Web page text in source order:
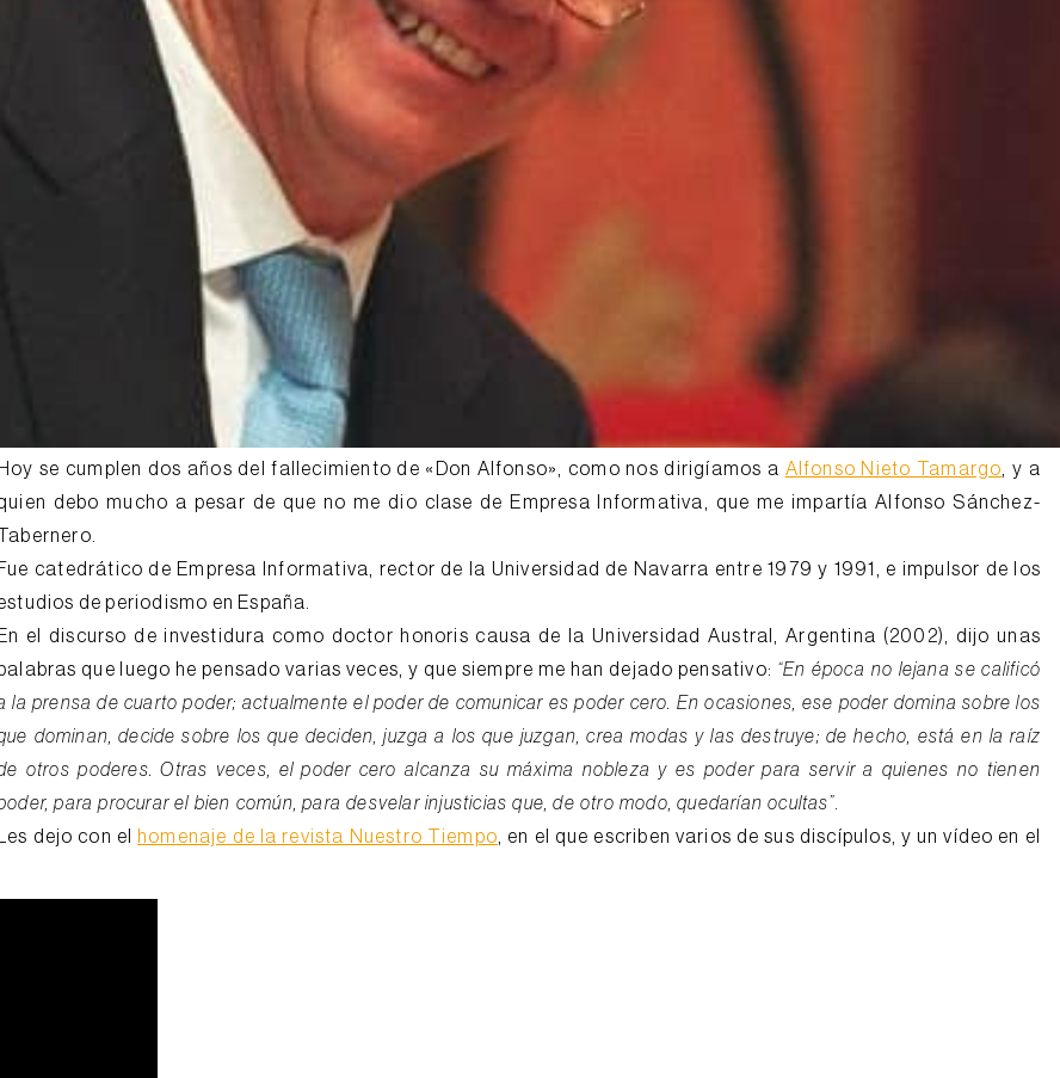
Hoy se cumplen dos años del fallecimiento de «Don Alfonso», como nos dirigíamos a Alfonso Nieto Tamargo, y a
debo mucho a pesar de que no me dio clase de Empresa Informativa, que me impartía Alfonso Sánchez-
Tabernero.
Fue catedrático de Empresa Informativa, rector de la Universidad de Navarra entre 1979 y 1991, e impulsor de los
de periodismo en España.
En el discurso de investidura como doctor honoris causa de la Universidad Austral, Argentina (2002), dijo unas
que luego he pensado varias veces, y que siempre me han dejado pensativo: “En época no lejana se calificó
la prensa de cuarto poder; actualmente el poder de comunicar es poder cero. En ocasiones, ese poder domina sobre los
dominan, decide sobre los que deciden, juzga a los que juzgan, crea modas y las destruye; de hecho, está en la raíz
otros poderes. Otras veces, el poder cero alcanza su máxima nobleza y es poder para servir a quienes no tienen
para procurar el bien común, para desvelar injusticias que, de otro modo, quedarían ocultas”.
Les dejo con el
homenaje de la revista Nuestro Tiempo, en el que escriben varios de sus discípulos, y un vídeo en el